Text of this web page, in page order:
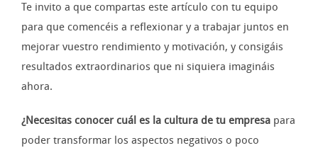
Te invito a que compartas este artículo con tu equipo
para que comencéis a reflexionar y a trabajar juntos en
mejorar vuestro rendimiento y motivación, y consigáis
resultados extraordinarios que ni siquiera imagináis
ahora.
¿Necesitas conocer cuál es la cultura de tu empresa para
poder transformar los aspectos negativos o poco